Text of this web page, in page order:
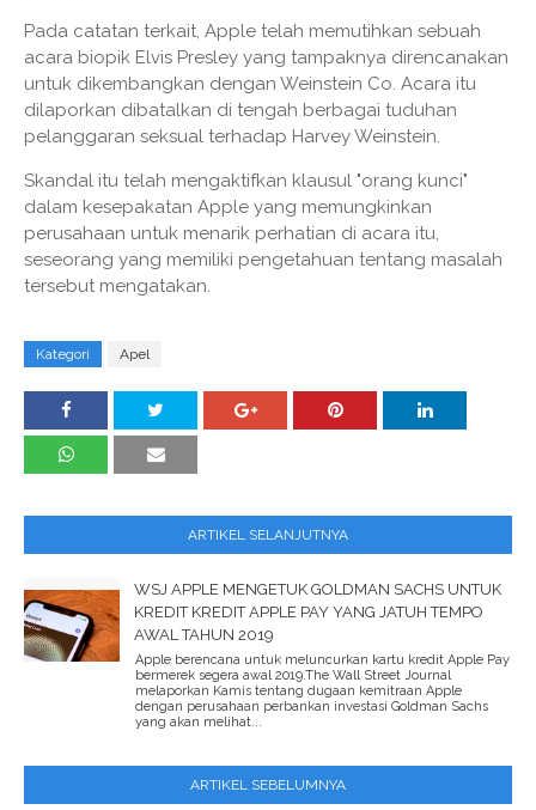
Pada catatan terkait, Apple telah memutihkan sebuah
acara biopik Elvis Presley yang tampaknya direncanakan
untuk dikembangkan dengan Weinstein Co. Acara itu
dilaporkan dibatalkan di tengah berbagai tuduhan
pelanggaran seksual terhadap Harvey Weinstein.
Skandal itu telah mengaktifkan klausul "orang kunci"
dalam kesepakatan Apple yang memungkinkan
perusahaan untuk menarik perhatian di acara itu,
seseorang yang memiliki pengetahuan tentang masalah
tersebut mengatakan.
Kategori Apel
ARTIKEL SELANJUTNYA
WSJ APPLE MENGETUK GOLDMAN SACHS UNTUK
KREDIT KREDIT APPLE PAY YANG JATUH TEMPO
AWAL TAHUN 2019
Apple berencana untuk meluncurkan kartu kredit Apple Pay
bermerek segera awal 2019.The Wall Street Journal
melaporkan Kamis tentang dugaan kemitraan Apple
dengan perusahaan perbankan investasi Goldman Sachs
yang akan melihat...
ARTIKEL SEBELUMNYA